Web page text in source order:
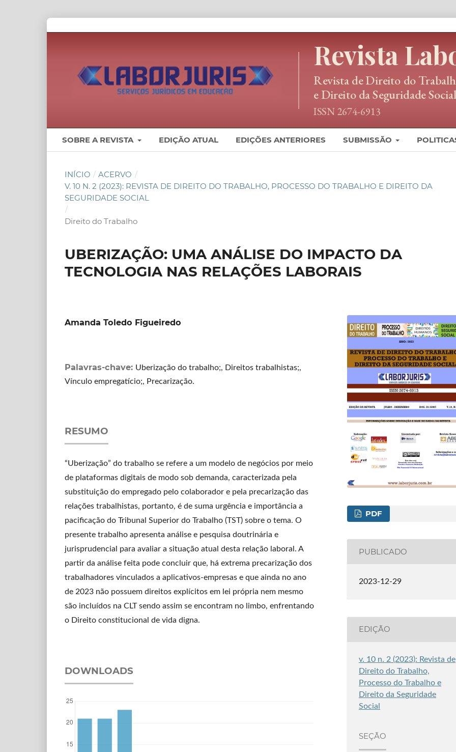
SOBRE A REVISTA EDIÇÃO ATUAL EDIÇÕES ANTERIORES SUBMISSÃO
INÍCIO / ACERVO /
V. 10 N. 2 (2023): REVISTA DE DIREITO DO TRABALHO, PROCESSO DO TRABALHO E DIREITO DA
SEGURIDADE SOCIAL
/
Direito do Trabalho
UBERIZAÇÃO: UMA ANÁLISE DO IMPACTO DA
TECNOLOGIA NAS RELAÇÕES LABORAIS
Amanda Toledo Figueiredo
Palavras-chave: Uberização do trabalho;, Direitos trabalhistas;,
Vínculo empregatício;, Precarização.
RESUMO
“Uberização” do trabalho se refere a um modelo de negócios por meio
de plataformas digitais de modo sob demanda, caracterizada pela
substituição do empregado pelo colaborador e pela precarização das
relações trabalhistas, portanto, é de suma urgência e importância a
pacificação do Tribunal Superior do Trabalho (TST) sobre o tema. O
presente trabalho apresenta análise e pesquisa doutrinária e
jurisprudencial para avaliar a situação atual desta relação laboral. A
partir da análise feita pode concluir que, há extrema precarização dos
trabalhadores vinculados a aplicativos-empresas e que ainda no ano
de 2023 não possuem direitos explícitos em lei própria nem mesmo
são incluídos na CLT sendo assim se encontram no limbo, enfrentando
o Direito constitucional de vida digna.
DOWNLOADS
PDF
PUBLICADO
2023-12-29
EDIÇÃO
v. 10 n. 2 (2023): Revista de
Direito do Trabalho,
Processo do Trabalho e
Direito da Seguridade
Social
SEÇÃO